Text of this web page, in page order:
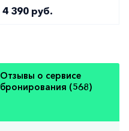
4 390 руб.
Отзывы о сервисе
бронирования (568)